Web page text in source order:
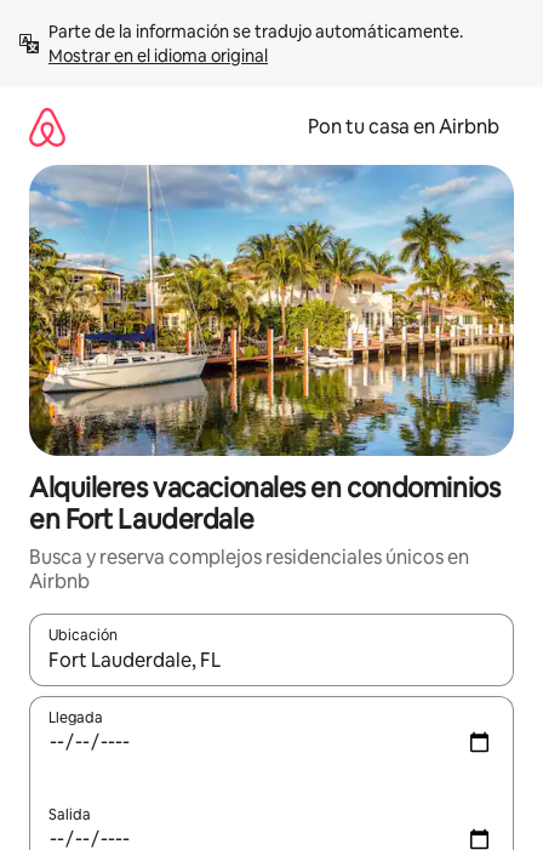
contenidoMostrar en el idioma original
Pon tu casa en Airbnb
Alquileres vacacionales en condominios
en Fort Lauderdale
Busca y reserva complejos residenciales únicos en
Airbnb
Ubicación
Cuando los resultados estén disponibles, navega con las
Llegada
Salida